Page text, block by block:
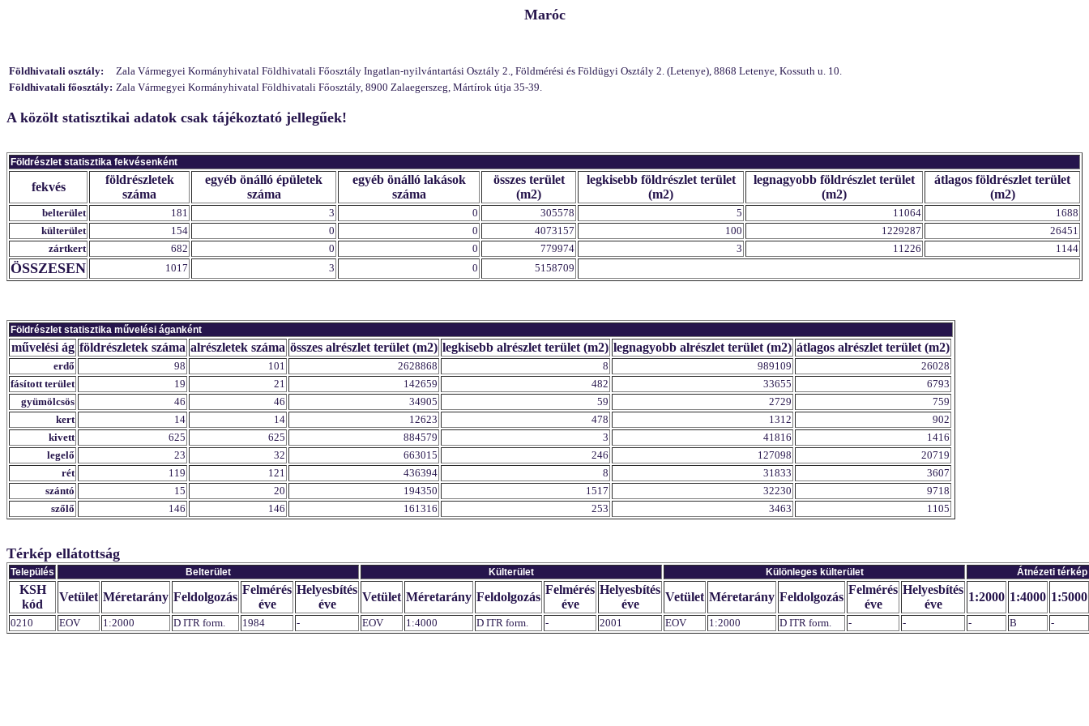
Maróc
Földhivatali osztály:
Zala Vármegyei Kormányhivatal Földhivatali Főosztály Ingatlan-nyilvántartási Osztály 2., Földmérési és Földügyi Osztály 2. (Letenye), 8868 Letenye, Kossuth u. 10.
Földhivatali főosztály: Zala Vármegyei Kormányhivatal Földhivatali Főosztály, 8900 Zalaegerszeg, Mártírok útja 35-39.
A közölt statisztikai adatok csak tájékoztató jellegűek!
Földrészlet statisztika fekvésenként
fekvés
földrészletek
száma
egyéb önálló épületek
száma
egyéb önálló lakások
száma
összes terület
(m2)
legkisebb földrészlet terület
(m2)
legnagyobb földrészlet terület
(m2)
átlagos földrészlet terület
(m2)
belterület 181 3 0 305578 5 11064
1688
külterület
154 0 0 4073157 100 1229287
26451
zártkert
682 0 0 779974 3 11226 1144
ÖSSZESEN 1017 3 0 5158709
Földrészlet statisztika művelési áganként
művelési ág földrészletek száma alrészletek száma összes alrészlet terület (m2) legkisebb alrészlet terület (m2) legnagyobb alrészlet terület (m2) átlagos alrészlet terület (m2)
erdő 98 101 2628868 8 989109
26028
fásított terület
19 21 142659 482 33655
6793
gyümölcsös
46 46 34905 59 2729
759
kert
14 14 12623 478 1312
902
kivett
625 625 884579 3 41816
1416
legelő
23 32 663015 246 127098
20719
rét
119 121 436394 8 31833
3607
szántó
15 20 194350 1517 32230
9718
szőlő
146 146 161316 253 3463 1105
Térkép ellátottság
Település Belterület Külterület Különleges külterület Átnézeti térkép
KSH
kód
Vetület Méretarány Feldolgozás
Felmérés
éve
Helyesbítés
éve
Vetület Méretarány Feldolgozás
Felmérés
éve
Helyesbítés
éve
Vetület Méretarány Feldolgozás
Felmérés
éve
Helyesbítés
éve
1:2000 1:4000 1:5000
0210 EOV 1:2000 D ITR form. 1984 - EOV 1:4000 D ITR form. - 2001 EOV 1:2000 D ITR form. - - - B -